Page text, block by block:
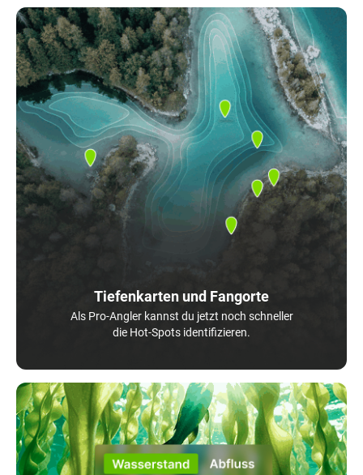
Tiefenkarten und Fangorte
Als Pro-Angler kannst du jetzt noch schneller
die Hot-Spots identifizieren.